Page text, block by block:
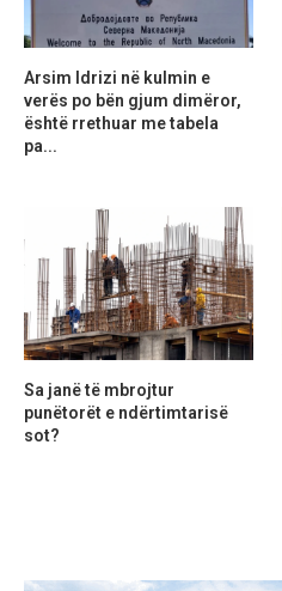
Arsim Idrizi në kulmin e
verës po bën gjum dimëror,
është rrethuar me tabela
pa...
Sa janë të mbrojtur
punëtorët e ndërtimtarisë
sot?